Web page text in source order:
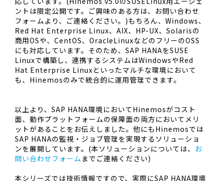
ントは限定公開です。ご興味のある方は、お問い合わせ
フォームより、ご連絡ください。)もちろん、Windows、
Red Hat Enterprise Linux、AIX、HP-UX、Solarisの
商用OSや、CentOS、OracleLinuxなどのフリーのOSS
にも対応しています。そのため、SAP HANAをSUSE
Linuxで構築し、連携するシステムはWindowsやRed
Hat Enterprise Linuxといったマルチな環境において
も、Hinemosのみで統合的に運用管理できます。
以上より、SAP HANA環境においてHinemosがコスト
面、動作プラットフォームの保障面の両方においてメリ
ットがあることをお伝えしました。他にもHinemosでは
SAP HANAの監視・ジョブ管理を実現するソリューショ
ンを展開しています。(本ソリューションについては、 お
問い合わせフォーム までご連絡ください)
本シリーズでは技術情報ですので、実際にSAP HANA環境